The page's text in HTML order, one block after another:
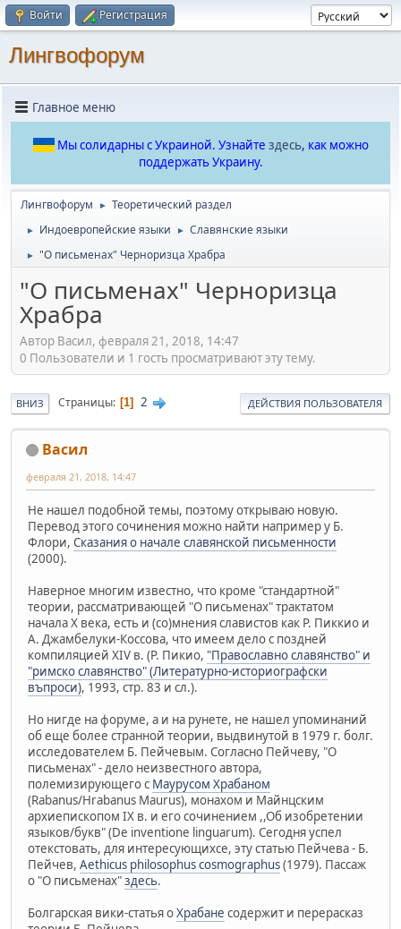
Войти Регистрация
Лингвофорум
Главное меню
Мы солидарны с Украиной. Узнайте здесь, как можно
поддержать Украину.
Лингвофорум ► Теоретический раздел
► Индоевропейские языки ► Славянские языки
► "О письменах" Черноризца Храбра
"О письменах" Черноризца
Храбра
Автор Васил, февраля 21, 2018, 14:47
0 Пользователи и 1 гость просматривают эту тему.
ВНИЗ Страницы 1 2 ДЕЙСТВИЯ ПОЛЬЗОВАТЕЛЯ
Васил
февраля 21, 2018, 14:47
Не нашел подобной темы, поэтому открываю новую.
Перевод этого сочинения можно найти например у Б.
Флори, Сказания о начале славянской письменности
(2000).
Наверное многим известно, что кроме "стандартной"
теории, рассматривающей "О письменах" трактатом
начала X века, есть и (со)мнения славистов как Р. Пиккио и
А. Джамбелуки-Коссова, что имеем дело с поздней
компиляцией XIV в. (Р. Пикио, "Православно славянство" и
"римско славянство" (Литературно-историографски
въпроси), 1993, стр. 83 и сл.).
Но нигде на форуме, а и на рунете, не нашел упоминаний
об еще более странной теории, выдвинутой в 1979 г. болг.
исследователем Б. Пейчевым. Согласно Пейчеву, "О
письменах" - дело неизвестного автора,
полемизирующего с Маурусом Храбаном
(Rabanus/Hrabanus Maurus), монахом и Майнцским
архиепископом ΙΧ в. и его сочинением ,,Об изобретении
языков/букв" (De inventione linguarum). Сегодня успел
отекстовать, для интересующихсе, эту статью Пейчева - Б.
Пейчев, Aethicus philosophus cosmographus(1979). Пассаж
о "О письменах"здесь.
Болгарская вики-статья оХрабане содержит и перерасказ